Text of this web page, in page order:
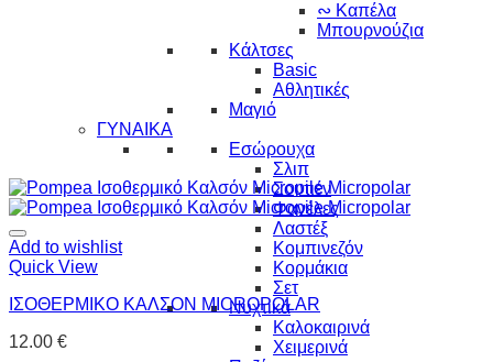
∾ Καπέλα
Μπουρνούζια
Κάλτσες
Basic
Αθλητικές
Μαγιό
ΓΥΝΑΙΚΑ
Εσώρουχα
Σλιπ
Σουτιέν
Φανέλες
Λαστέξ
Κομπινεζόν
Κορμάκια
Σετ
Νυχτικά
Καλοκαιρινά
Χειμερινά
Add to wishlist
Quick View
ΙΣΟΘΕΡΜΙΚΟ ΚΑΛΣΟΝ MICROPOLAR
12.00 €